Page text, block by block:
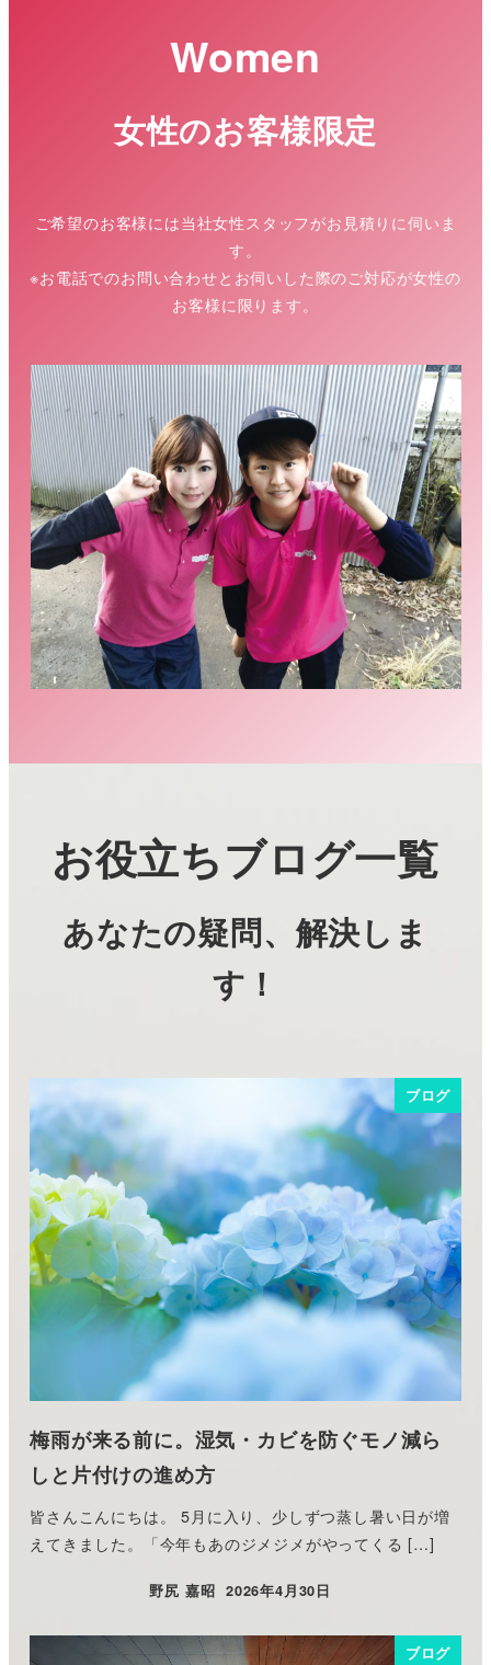
Women
女性のお客様限定
ご希望のお客様には当社女性スタッフがお見積りに伺いま
す。
※お電話でのお問い合わせとお伺いした際のご対応が女性の
お客様に限ります。
お役立ちブログ一覧
あなたの疑問、解決しま
す！
ブログ
梅雨が来る前に。湿気・カビを防ぐモノ減ら
しと片付けの進め方
皆さんこんにちは。 5月に入り、少しずつ蒸し暑い日が増
えてきました。「今年もあのジメジメがやってくる […]
野尻 嘉昭
投稿日
2026年4月30日
ブログ